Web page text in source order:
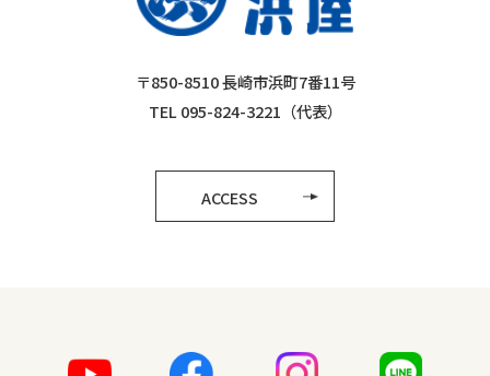
〒850-8510 長崎市浜町7番11号
TEL 095-824-3221（代表）
ACCESS